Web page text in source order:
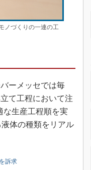
ノづくりの一連の工
ーメッセでは毎
て工程において注
な生産工程順を実
体の種類をリアル
訴求